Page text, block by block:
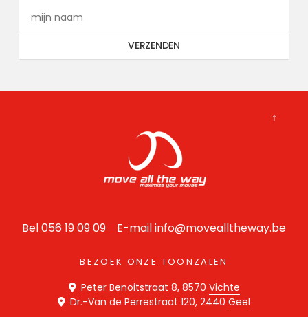
↑
Bel 056 19 09 09 E-mailinfo@movealltheway.be
BEZOEK ONZE TOONZALEN
Peter Benoitstraat 8, 8570 Vichte
Dr.-Van de Perrestraat 120, 2440 Geel